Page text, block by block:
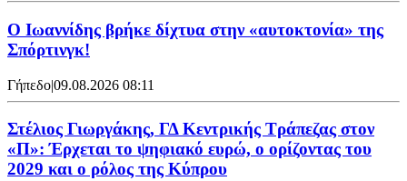
Ο Ιωαννίδης βρήκε δίχτυα στην «αυτοκτονία» της
Σπόρτινγκ!
Γήπεδο|09.08.2026 08:11
Στέλιος Γιωργάκης, ΓΔ Κεντρικής Τράπεζας στον
«Π»: Έρχεται το ψηφιακό ευρώ, ο ορίζοντας του
2029 και ο ρόλος της Κύπρου